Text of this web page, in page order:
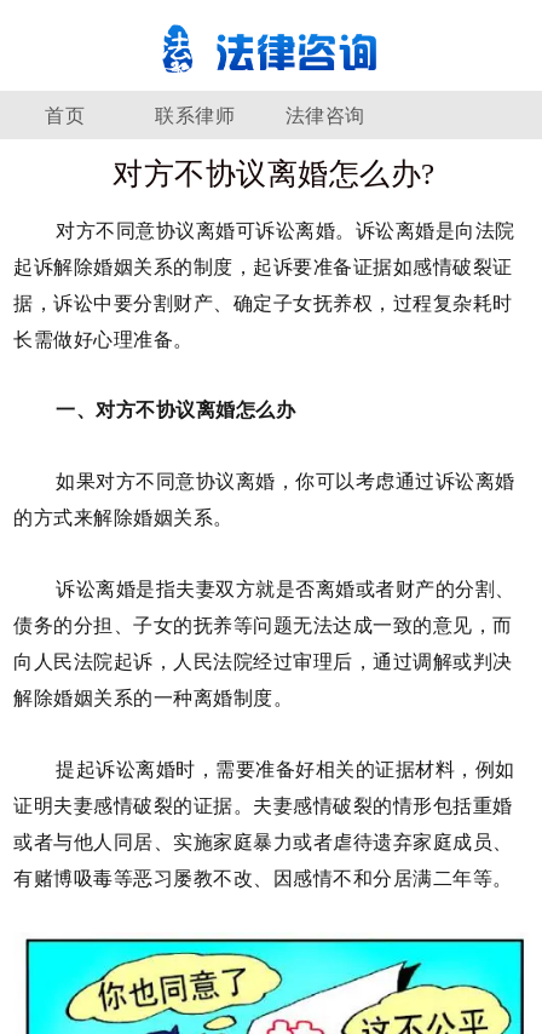
首页 联系律师 法律咨询
对方不协议离婚怎么办?
对方不同意协议离婚可诉讼离婚。诉讼离婚是向法院
起诉解除婚姻关系的制度，起诉要准备证据如感情破裂证
据，诉讼中要分割财产、确定子女抚养权，过程复杂耗时
长需做好心理准备。
一、对方不协议离婚怎么办
如果对方不同意协议离婚，你可以考虑通过诉讼离婚
的方式来解除婚姻关系。
诉讼离婚是指夫妻双方就是否离婚或者财产的分割、
债务的分担、子女的抚养等问题无法达成一致的意见，而
向人民法院起诉，人民法院经过审理后，通过调解或判决
解除婚姻关系的一种离婚制度。
提起诉讼离婚时，需要准备好相关的证据材料，例如
证明夫妻感情破裂的证据。夫妻感情破裂的情形包括重婚
或者与他人同居、实施家庭暴力或者虐待遗弃家庭成员、
有赌博吸毒等恶习屡教不改、因感情不和分居满二年等。